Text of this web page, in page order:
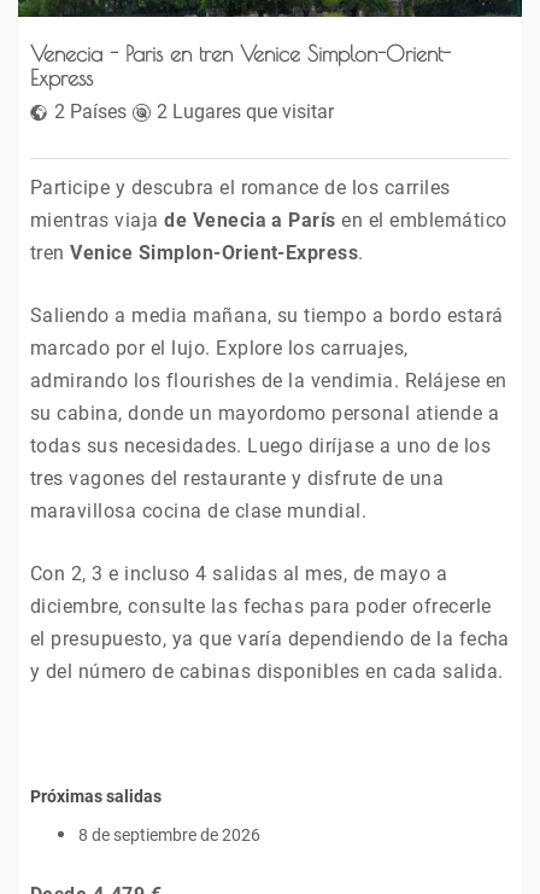
Venecia - Paris en tren Venice Simplon-Orient-
Express
2 Países 2 Lugares que visitar
Participe y descubra el romance de los carriles
mientras viajade Venecia a París en el emblemático
trenVenice Simplon-Orient-Express.
Saliendo a media mañana, su tiempo a bordo estará
marcado por el lujo. Explore los carruajes,
admirando los flourishes de la vendimia. Relájese en
su cabina, donde un mayordomo personal atiende a
todas sus necesidades. Luego diríjase a uno de los
tres vagones del restaurante y disfrute de una
maravillosa cocina de clase mundial.
Con 2, 3 e incluso 4 salidas al mes, de mayo a
diciembre, consulte las fechas para poder ofrecerle
el presupuesto, ya que varía dependiendo de la fecha
y del número de cabinas disponibles en cada salida.
Próximas salidas
8 de septiembre de 2026